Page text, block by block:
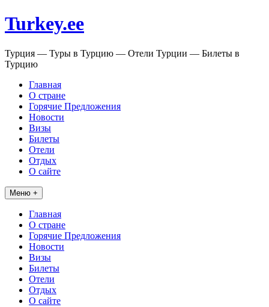
Перейти
к
Turkey.ee
Турция — Туры в Турцию — Отели Турции — Билеты в
Турцию
Главная
О стране
Горячие Предложения
Новости
Визы
Билеты
Отели
Отдых
О сайте
Меню +
Главная
О стране
Горячие Предложения
Новости
Визы
Билеты
Отели
Отдых
О сайте